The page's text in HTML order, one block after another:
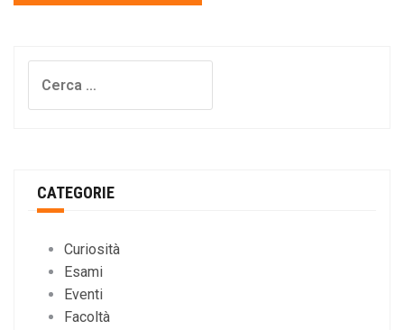
per:
CATEGORIE
Curiosità
Esami
Eventi
Facoltà